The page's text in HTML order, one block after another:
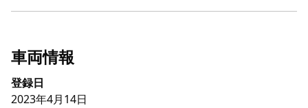
車両情報
登録日
2023年4月14日